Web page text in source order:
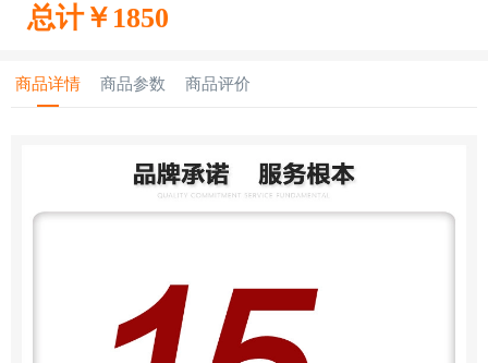
总计￥ 1850
商品详情 商品参数 商品评价